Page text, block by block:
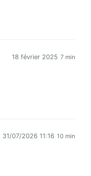
18 février 2025 7 min
31/07/2026 11:16 10 min